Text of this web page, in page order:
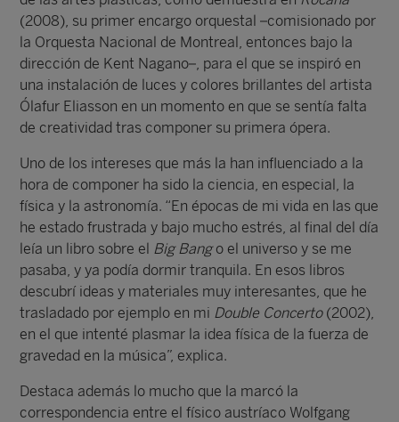
(2008), su primer encargo orquestal –comisionado por
la Orquesta Nacional de Montreal, entonces bajo la
dirección de Kent Nagano–, para el que se inspiró en
una instalación de luces y colores brillantes del artista
Ólafur Eliasson en un momento en que se sentía falta
de creatividad tras componer su primera ópera.
Uno de los intereses que más la han influenciado a la
hora de componer ha sido la ciencia, en especial, la
física y la astronomía. “En épocas de mi vida en las que
he estado frustrada y bajo mucho estrés, al final del día
leía un libro sobre el Big Bango el universo y se me
pasaba, y ya podía dormir tranquila. En esos libros
descubrí ideas y materiales muy interesantes, que he
trasladado por ejemplo en mi Double Concerto (2002),
en el que intenté plasmar la idea física de la fuerza de
gravedad en la música”, explica.
Destaca además lo mucho que la marcó la
correspondencia entre el físico austríaco Wolfgang